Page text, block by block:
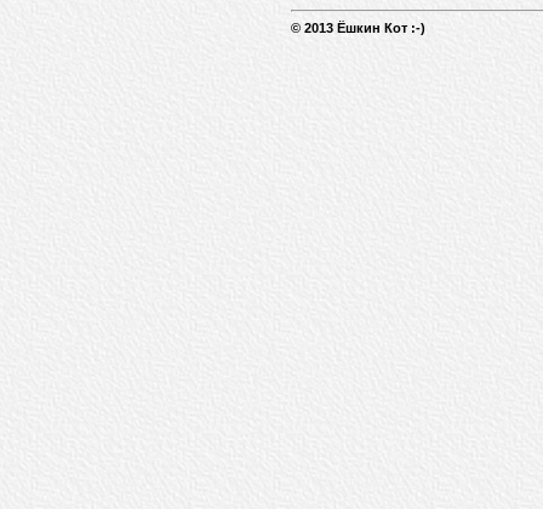
© 2013 Ёшкин Кот :-)